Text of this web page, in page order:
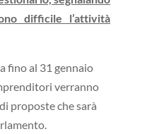
difficile l’attività
fino al 31 gennaio
verranno
proposte che sarà